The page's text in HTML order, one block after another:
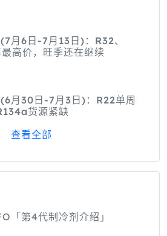
月6日-7月13日)：R32、
高价，旺季还在继续
月30日-7月3日)：R22单周
货源紧缺
查看全部
「第4代制冷剂介绍」